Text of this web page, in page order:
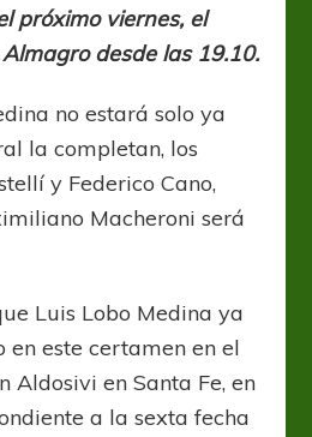
próximo viernes, el
desde las 19.10.
no estará solo ya
la completan, los
y Federico Cano,
Macheroni será
Luis Lobo Medina ya
este certamen en el
Aldosivi en Santa Fe, en
a la sexta fecha